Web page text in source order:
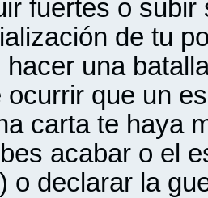
fuertes o
de tu
hacer una
ocurrir que un
carta te haya
acabar o el
o declarar la